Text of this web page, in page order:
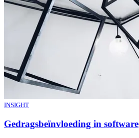
INSIGHT
Gedragsbeïnvloeding in software